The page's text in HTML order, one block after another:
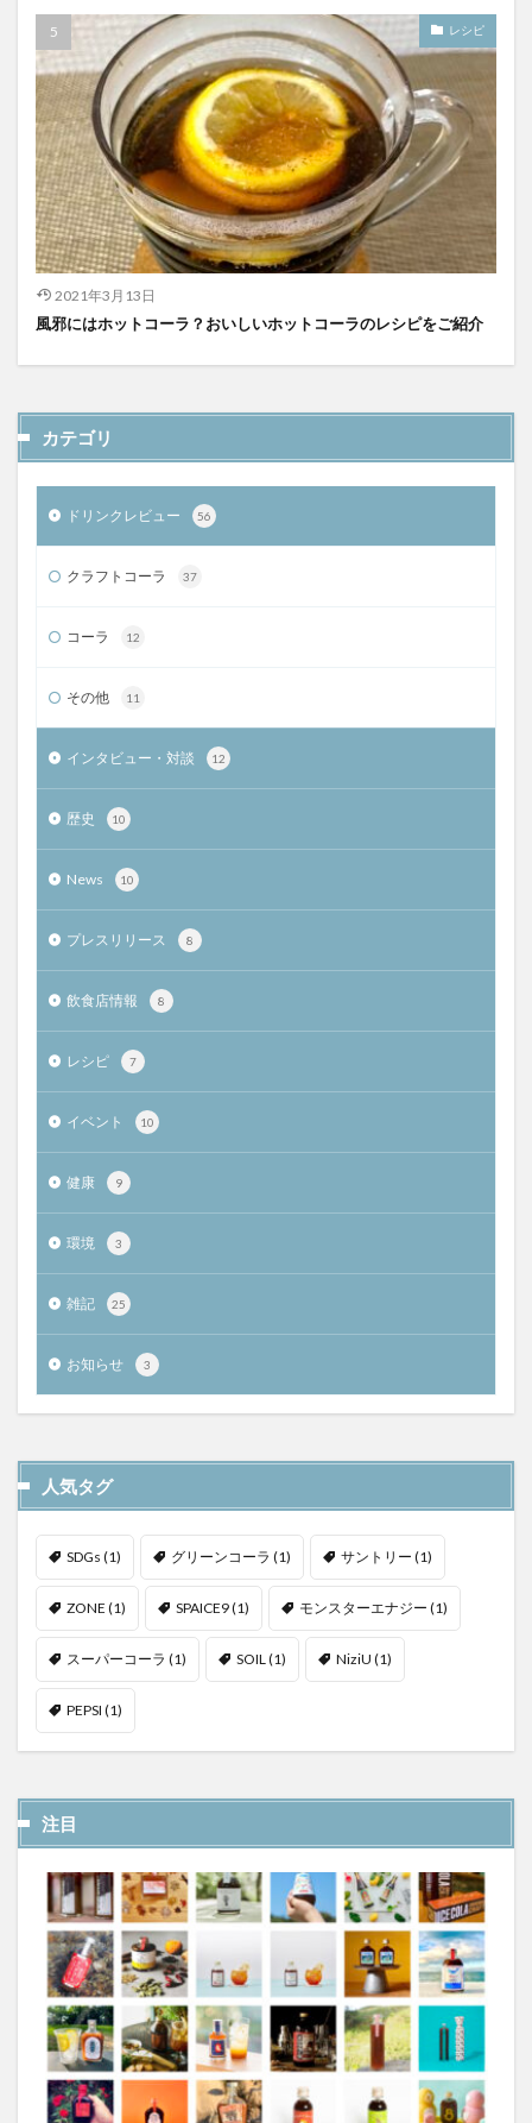
レシピ
2021年3月13日
風邪にはホットコーラ？おいしいホットコーラのレシピをご紹介
カテゴリ
ドリンクレビュー 56
クラフトコーラ 37
コーラ 12
その他 11
インタビュー・対談 12
歴史 10
News 10
プレスリリース 8
飲食店情報 8
レシピ 7
イベント 10
健康 9
環境 3
雑記 25
お知らせ 3
人気タグ
SDGs (1) グリーンコーラ (1) サントリー (1)
ZONE (1) SPAICE9(1) モンスターエナジー (1)
スーパーコーラ (1) SOIL (1) NiziU (1)
PEPSI (1)
注目